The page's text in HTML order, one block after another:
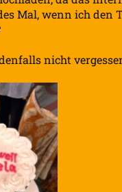
Mal, wenn ich den
nicht